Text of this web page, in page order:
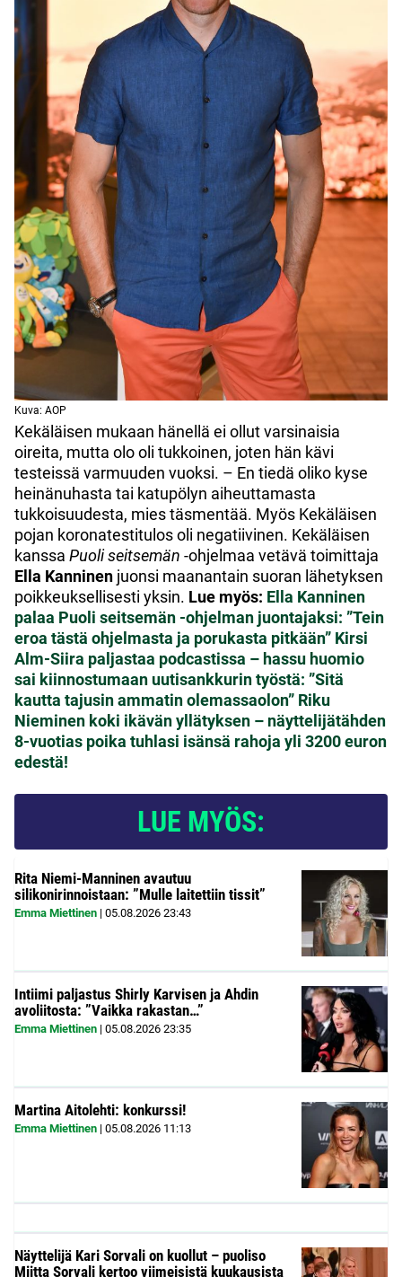
Kuva: AOP
Kekäläisen mukaan hänellä ei ollut varsinaisia
oireita, mutta olo oli tukkoinen, joten hän kävi
testeissä varmuuden vuoksi. – En tiedä oliko kyse
heinänuhasta tai katupölyn aiheuttamasta
tukkoisuudesta, mies täsmentää. Myös Kekäläisen
pojan koronatestitulos oli negatiivinen. Kekäläisen
kanssa Puoli seitsemän -ohjelmaa vetävä toimittaja
Ella Kanninen juonsi maanantain suoran lähetyksen
poikkeuksellisesti yksin. Lue myös: Ella Kanninen
palaa Puoli seitsemän -ohjelman juontajaksi: ”Tein
eroa tästä ohjelmasta ja porukasta pitkään” Kirsi
Alm-Siira paljastaa podcastissa – hassu huomio
sai kiinnostumaan uutisankkurin työstä: ”Sitä
kautta tajusin ammatin olemassaolon” Riku
Nieminen koki ikävän yllätyksen – näyttelijätähden
8-vuotias poika tuhlasi isänsä rahoja yli 3200 euron
edestä!
LUE MYÖS:
Rita Niemi-Manninen avautuu
silikonirinnoistaan: ”Mulle laitettiin tissit”
Emma Miettinen | 05.08.2026 23:43
Intiimi paljastus Shirly Karvisen ja Ahdin
avoliitosta: ”Vaikka rakastan…”
Emma Miettinen | 05.08.2026 23:35
Martina Aitolehti: konkurssi!
Emma Miettinen | 05.08.2026 11:13
Näyttelijä Kari Sorvali on kuollut – puoliso
Miitta Sorvali kertoo viimeisistä kuukausista